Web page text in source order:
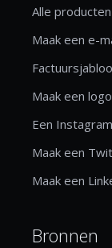
Alle
Maak een e-
Maak een
Een
Maak een
Maak een
Bronnen